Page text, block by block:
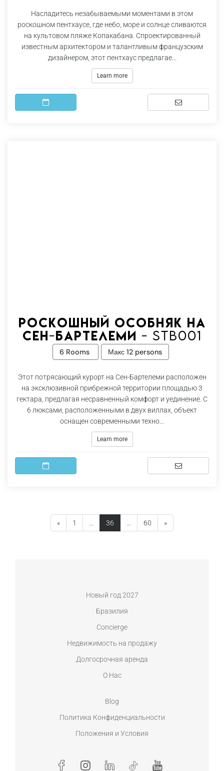
Насладитесь незабываемыми моментами в этом
роскошном пентхаусе, где небо, море и солнце сливаются
на культовом пляже Копакабана. Спроектированный
известным архитектором и талантливым французским
дизайнером, этот пентхаус предлагае...
Learn more
Роскошный особняк на
Сен-Бартелеми - Stb001
6 Rooms Макс 12 persons
Этот потрясающий курорт на Сен-Бартелеми расположен
на эксклюзивной прибрежной территории площадью 3
гектара, предлагая несравненный комфорт и уединение. С
6 люксами, расположенными в двух виллах, объект
оснащен современными техно...
Learn more
« 1 36 60 »
Новый год 2027
Бразилия
Concierge
Недвижимость на продажу
Долгосрочная аренда
О Нас
Blog
Политика Конфиденциальности
Положения и Условия